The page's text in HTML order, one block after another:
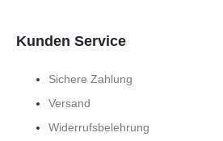
Kunden Service
Sichere Zahlung
Versand
Widerrufsbelehrung